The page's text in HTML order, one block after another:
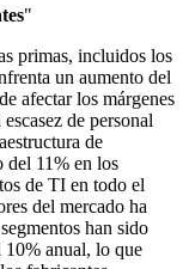
"
primas, incluidos los
un aumento del
afectar los márgenes
de personal
de
del 11% en los
de TI en todo el
del mercado ha
han sido
10% anual, lo que